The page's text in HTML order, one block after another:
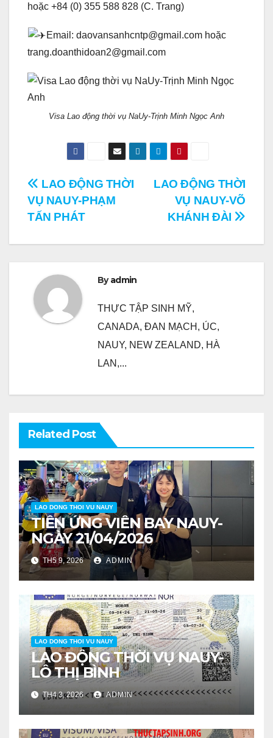
hoặc +84 (0) 355 588 828 (C. Trang)
Email: daovansanhcntp@gmail.com hoặc
trang.doanthidoan2@gmail.com
Visa Lao động thời vụ NaUy-Trịnh Minh Ngọc Anh
Điều
hướng
bài
LAO ĐỘNG THỜI
VỤ NAUY-VÕ
KHÁNH ĐÀI
LAO ĐỘNG THỜI
VỤ NAUY-PHẠM
TẤN PHÁT
Byadmin
THỰC TẬP SINH MỸ,
CANADA, ĐAN MẠCH, ÚC,
NAUY, NEW ZEALAND, HÀ
LAN,...
Related Post
LAO DONG THOI VU NAUY
TIỄN ỨNG VIÊN BAY NAUY-
NGÀY 21/04/2026
TH5 9, 2026 ADMIN
LAO DONG THOI VU NAUY
LAO ĐỘNG THỜI VỤ NAUY-
LÔ THỊ BÌNH
TH4 3, 2026 ADMIN